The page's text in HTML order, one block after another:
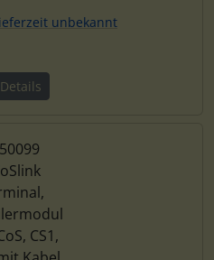
unbekannt
Details